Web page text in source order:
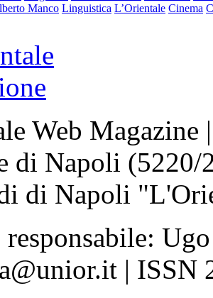
Manco Linguistica L’Orientale Cinema
Web Magazine
di Napoli
di Napoli
| ISSN